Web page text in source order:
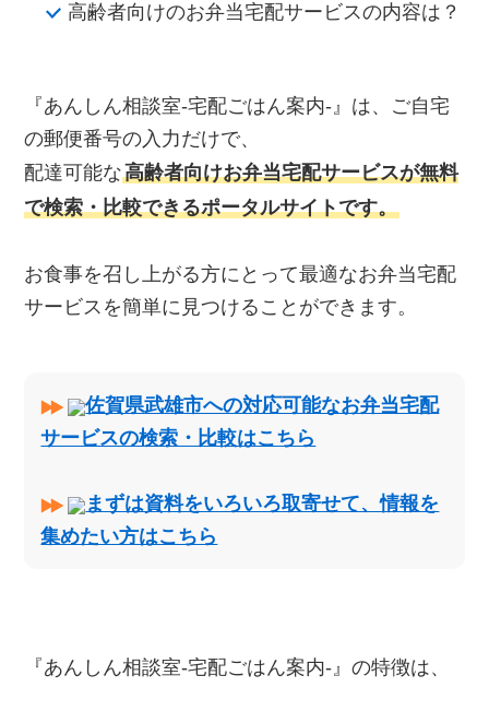
高齢者向けのお弁当宅配サービスの内容は？
『あんしん相談室‐宅配ごはん案内‐』は、ご自宅
の郵便番号の入力だけで、
配達可能な高齢者向けお弁当宅配サービスが無料
で検索・比較できるポータルサイトです。
お食事を召し上がる方にとって最適なお弁当宅配
サービスを簡単に見つけることができます。
佐賀県武雄市への対応可能なお弁当宅配
サービスの検索・比較はこちら
まずは資料をいろいろ取寄せて、情報を
集めたい方はこちら
『あんしん相談室‐宅配ごはん案内‐』の特徴は、